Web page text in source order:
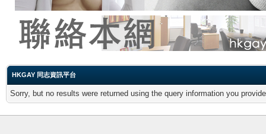
HKGAY 同志資訊平台
Sorry, but no results were returned using the query information you